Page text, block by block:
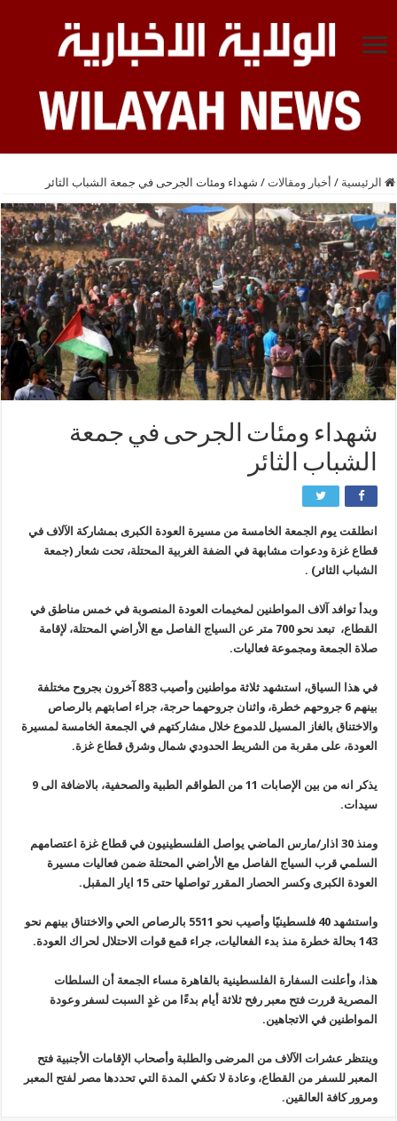
الرئيسية / أخبار ومقالات / شهداء ومئات الجرحى في جمعة الشباب الثائر
شهداء ومئات الجرحى في جمعة
الشباب الثائر
انطلقت يوم الجمعة الخامسة من مسيرة العودة الكبرى بمشاركة الآلاف في
قطاع غزة ودعوات مشابهة في الضفة الغربية المحتلة، تحت شعار (جمعة
الشباب الثائر) .
وبدأ توافد آلاف المواطنين لمخيمات العودة المنصوبة في خمس مناطق في
القطاع، تبعد نحو 700 متر عن السياج الفاصل مع الأراضي المحتلة، لإقامة
صلاة الجمعة ومجموعة فعاليات.
في هذا السياق، استشهد ثلاثة مواطنين وأصيب 883 آخرون بجروح مختلفة
بينهم 6 جروحهم خطرة، واثنان جروحهما حرجة، جراء اصابتهم بالرصاص
والاختناق بالغاز المسيل للدموع خلال مشاركتهم في الجمعة الخامسة لمسيرة
العودة، على مقربة من الشريط الحدودي شمال وشرق قطاع غزة.
يذكر انه من بين الإصابات 11 من الطواقم الطبية والصحفية، بالاضافة الى 9
سيدات.
ومنذ 30 اذار/مارس الماضي يواصل الفلسطينيون في قطاع غزة اعتصامهم
السلمي قرب السياج الفاصل مع الأراضي المحتلة ضمن فعاليات مسيرة
العودة الكبرى وكسر الحصار المقرر تواصلها حتى 15 ايار المقبل.
واستشهد 40 فلسطينيًا وأصيب نحو 5511 بالرصاص الحي والاختناق بينهم نحو
143 بحالة خطرة منذ بدء الفعاليات، جراء قمع قوات الاحتلال لحراك العودة.
هذا، وأعلنت السفارة الفلسطينية بالقاهرة مساء الجمعة أن السلطات
المصرية قررت فتح معبر رفح ثلاثة أيام بدءًا من غدٍ السبت لسفر وعودة
المواطنين في الاتجاهين.
وينتظر عشرات الآلاف من المرضى والطلبة وأصحاب الإقامات الأجنبية فتح
المعبر للسفر من القطاع، وعادة لا تكفي المدة التي تحددها مصر لفتح المعبر
ومرور كافة العالقين.